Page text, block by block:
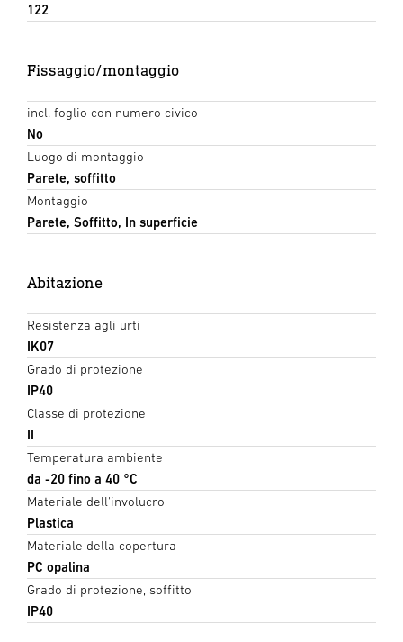
122
Fissaggio/montaggio
incl. foglio con numero civico
No
Luogo di montaggio
Parete, soffitto
Montaggio
Parete, Soffitto, In superficie
Abitazione
Resistenza agli urti
IK07
Grado di protezione
IP40
Classe di protezione
II
Temperatura ambiente
da -20 fino a 40 °C
Materiale dell'involucro
Plastica
Materiale della copertura
PC opalina
Grado di protezione, soffitto
IP40